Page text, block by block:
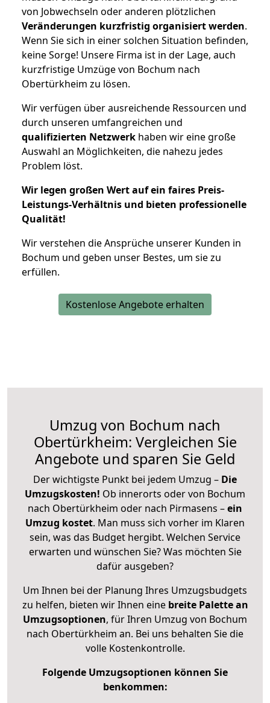
von Jobwechseln oder anderen plötzlichen
Veränderungen kurzfristig organisiert werden.
Wenn Sie sich in einer solchen Situation befinden,
keine Sorge! Unsere Firma ist in der Lage, auch
kurzfristige Umzüge von Bochum nach
Obertürkheim zu lösen.
Wir verfügen über ausreichende Ressourcen und
durch unseren umfangreichen und
qualifizierten Netzwerk haben wir eine große
Auswahl an Möglichkeiten, die nahezu jedes
Problem löst.
Wir legen großen Wert auf ein faires Preis-
Leistungs-Verhältnis und bieten professionelle
Qualität!
Wir verstehen die Ansprüche unserer Kunden in
Bochum und geben unser Bestes, um sie zu
erfüllen.
Kostenlose Angebote erhalten
Umzug von Bochum nach
Obertürkheim: Vergleichen Sie
Angebote und sparen Sie Geld
Der wichtigste Punkt bei jedem Umzug – Die
Umzugskosten! Ob innerorts oder von Bochum
nach Obertürkheim oder nach Pirmasens –ein
Umzug kostet. Man muss sich vorher im Klaren
sein, was das Budget hergibt. Welchen Service
erwarten und wünschen Sie? Was möchten Sie
dafür ausgeben?
Um Ihnen bei der Planung Ihres Umzugsbudgets
zu helfen, bieten wir Ihnen eine breite Palette an
Umzugsoptionen, für Ihren Umzug von Bochum
nach Obertürkheim an. Bei uns behalten Sie die
volle Kostenkontrolle.
Folgende Umzugsoptionen können Sie
benkommen: